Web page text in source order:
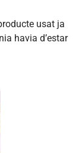
usat ja
havia d’estar